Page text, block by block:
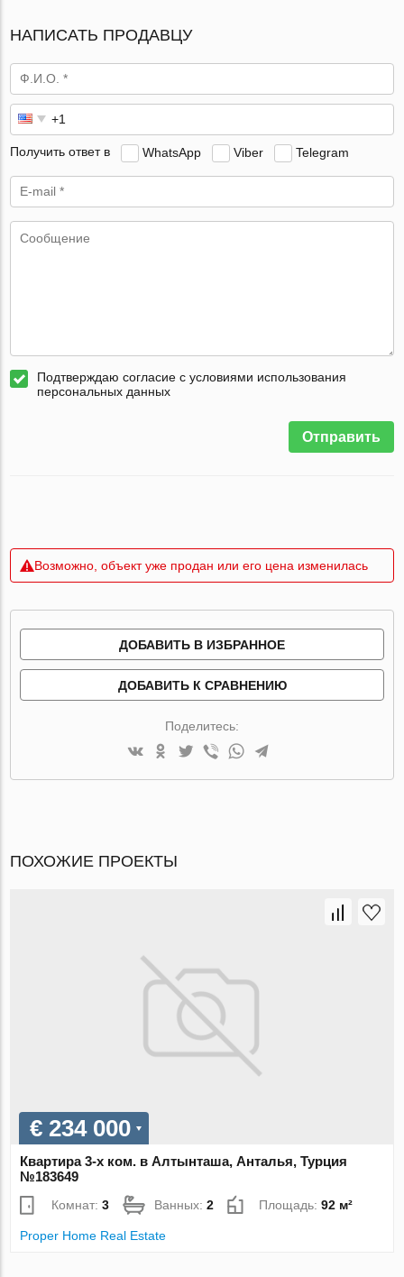
НАПИСАТЬ ПРОДАВЦУ
Получить ответ в WhatsApp Viber Telegram
Подтверждаю согласие с условиями использования
персональных данных
Отправить
Возможно, объект уже продан или его цена изменилась
ДОБАВИТЬ В ИЗБРАННОЕ
ДОБАВИТЬ К СРАВНЕНИЮ
Поделитесь:
ПОХОЖИЕ ПРОЕКТЫ
€ 234 000
Квартира 3-х ком. в Алтынташа, Анталья, Турция
№183649
Комнат:3 Ванных:2 Площадь:92 м²
Proper Home Real Estate